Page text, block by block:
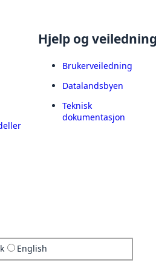
Hjelp og
Brukerveiledning
Datalandsbyen
Teknisk
dokumentasjon
English